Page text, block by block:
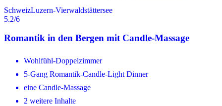
SchweizLuzern-Vierwaldstättersee
5.2/6
Romantik in den Bergen mit Candle-Massage
Wohlfühl-Doppelzimmer
5-Gang Romantik-Candle-Light Dinner
eine Candle-Massage
2 weitere Inhalte